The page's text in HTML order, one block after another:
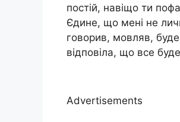
постій, навіщо ти
Єдине, що мені не
говорив, мовляв,
відповіла, що все
Advertisements